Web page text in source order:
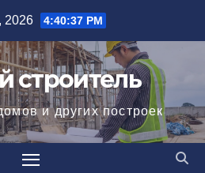
2026 4:40:37 PM
строитель
и других построек